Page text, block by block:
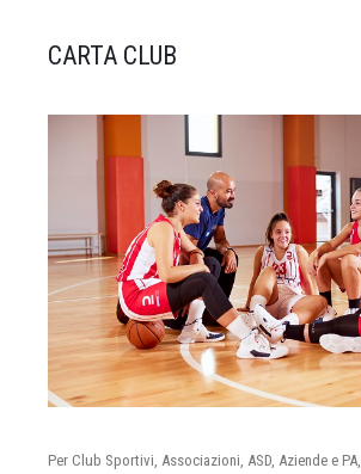
CARTA CLUB
Per Club Sportivi, Associazioni, ASD, Aziende e PA,